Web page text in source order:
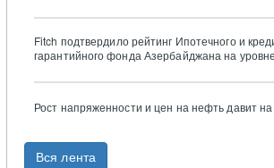
Fitch подтвердило рейтинг Ипотечного и
гарантийного фонда Азербайджана на
Рост напряженности и цен на нефть давит
Вся лента